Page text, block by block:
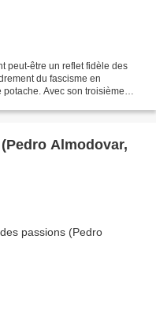
peut-être un reflet fidèle des
du fascisme en
Avec son troisième
Almodovar,